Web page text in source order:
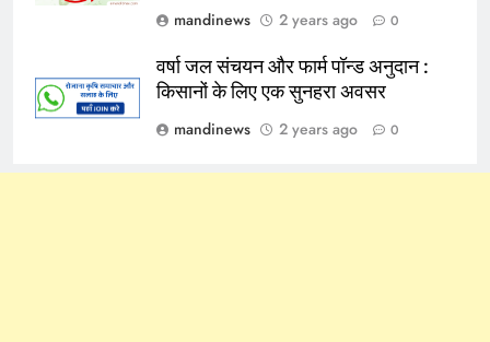
mandinews
2 years ago 0
वर्षा जल संचयन और फार्म पॉन्ड अनुदान :
किसानों के लिए एक सुनहरा अवसर
mandinews
2 years ago 0